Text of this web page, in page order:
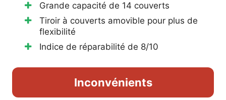
Grande capacité de 14 couverts
Tiroir à couverts amovible pour plus de
flexibilité
Indice de réparabilité de 8/10
Inconvénients